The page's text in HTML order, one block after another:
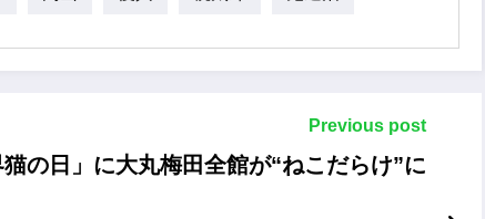
Previous post
の日」に大丸梅田全館が“ねこだらけ”に